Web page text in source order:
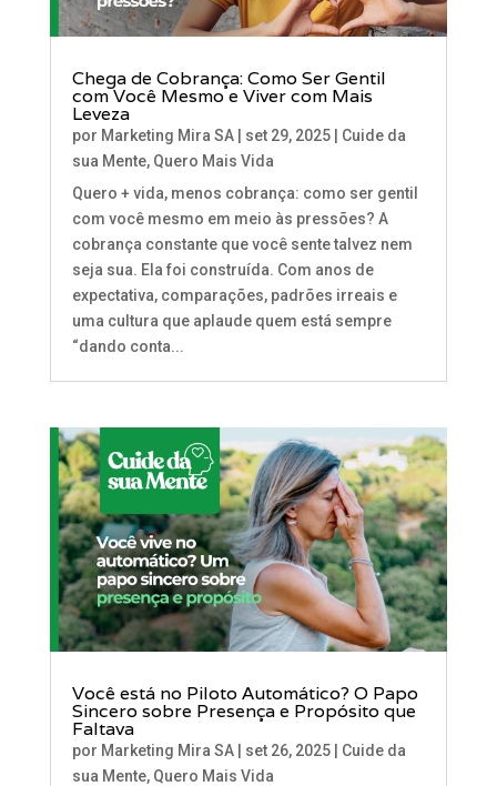
Chega de Cobrança: Como Ser Gentil
com Você Mesmo e Viver com Mais
Leveza
por Marketing Mira SA| set 29, 2025| Cuide da
sua Mente, Quero Mais Vida
Quero + vida, menos cobrança: como ser gentil
com você mesmo em meio às pressões? A
cobrança constante que você sente talvez nem
seja sua. Ela foi construída. Com anos de
expectativa, comparações, padrões irreais e
uma cultura que aplaude quem está sempre
“dando conta...
Você está no Piloto Automático? O Papo
Sincero sobre Presença e Propósito que
Faltava
por Marketing Mira SA| set 26, 2025| Cuide da
sua Mente, Quero Mais Vida